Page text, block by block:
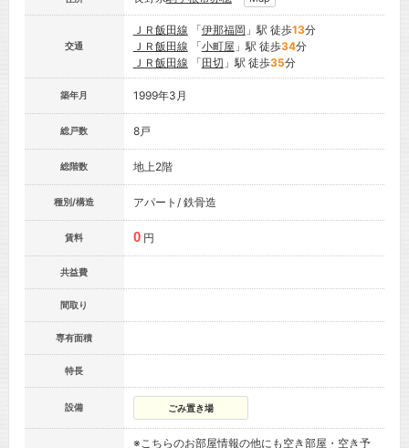
交通
ＪＲ飯田線 「伊那福岡 」駅 徒歩13分
ＪＲ飯田線 「小町屋 」駅 徒歩34分
ＪＲ飯田線 「田切 」駅 徒歩35分
築年月 1999年3月
総戸数 8戸
総階数 地上2階
種別/構造 アパート/ 鉄骨造
賃料 0 円
共益費
間取り
専有面積
特長
設備 ごみ置き場
※こちらのお部屋情報の他にも空き部屋・空き予